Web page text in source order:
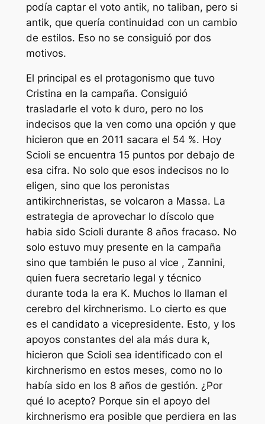
podía captar el voto antik, no taliban, pero si
antik, que quería continuidad con un cambio
de estilos. Eso no se consiguió por dos
motivos.
El principal es el protagonismo que tuvo
Cristina en la campaña. Consiguió
trasladarle el voto k duro, pero no los
indecisos que la ven como una opción y que
hicieron que en 2011 sacara el 54 %. Hoy
Scioli se encuentra 15 puntos por debajo de
esa cifra. No solo que esos indecisos no lo
eligen, sino que los peronistas
antikirchneristas, se volcaron a Massa. La
estrategia de aprovechar lo díscolo que
habia sido Scioli durante 8 años fracaso. No
solo estuvo muy presente en la campaña
sino que también le puso al vice , Zannini,
quien fuera secretario legal y técnico
durante toda la era K. Muchos lo llaman el
cerebro del kirchnerismo. Lo cierto es que
es el candidato a vicepresidente. Esto, y los
apoyos constantes del ala más dura k,
hicieron que Scioli sea identificado con el
kirchnerismo en estos meses, como no lo
había sido en los 8 años de gestión. ¿Por
qué lo acepto? Porque sin el apoyo del
kirchnerismo era posible que perdiera en las